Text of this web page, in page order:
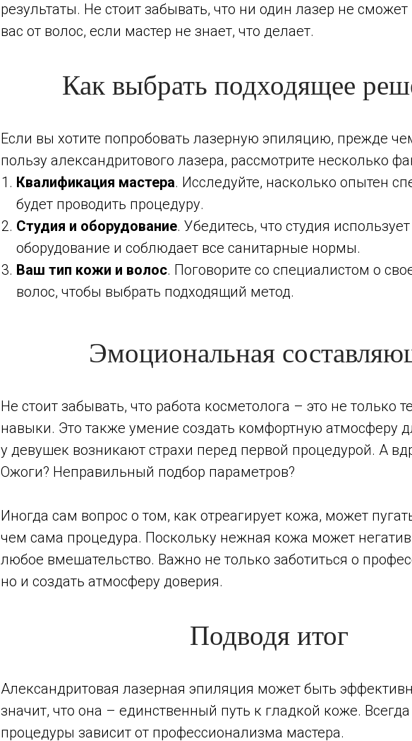
результаты. Не стоит забывать, что ни один лазер не сможет
вас от волос, если мастер не знает, что делает.
Как выбрать подходящее
Если вы хотите попробовать лазерную эпиляцию, прежде
пользу александритового лазера, рассмотрите несколько
Квалификация мастера. Исследуйте, насколько опытен
будет проводить процедуру.
Студия и оборудование. Убедитесь, что студия
оборудование и соблюдает все санитарные нормы.
Ваш тип кожи и волос. Поговорите со специалистом о
волос, чтобы выбрать подходящий метод.
Эмоциональная
Не стоит забывать, что работа косметолога – это не только
навыки. Это также умение создать комфортную атмосферу
у девушек возникают страхи перед первой процедурой. А
Ожоги? Неправильный подбор параметров?
Иногда сам вопрос о том, как отреагирует кожа, может
чем сама процедура. Поскольку нежная кожа может
любое вмешательство. Важно не только заботиться о
но и создать атмосферу доверия.
Подводя итог
Александритовая лазерная эпиляция может быть
значит, что она – единственный путь к гладкой коже.
процедуры зависит от профессионализма мастера.